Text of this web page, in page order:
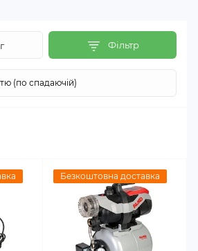
Фільтр
Безкоштовна доставка